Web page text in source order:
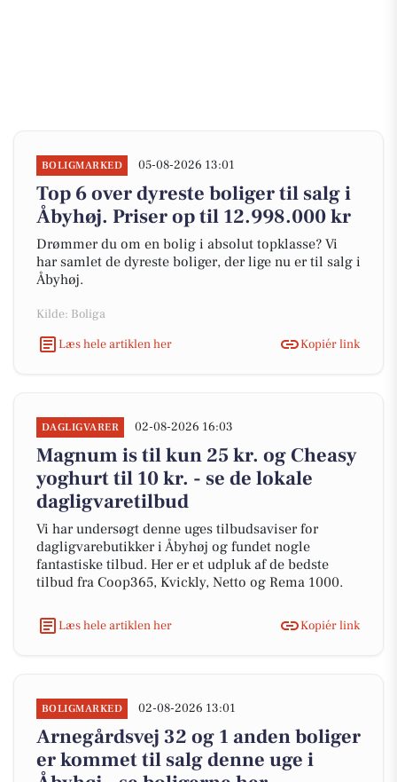
BOLIGMARKED 05-08-2026 13:01
Top 6 over dyreste boliger til salg i
Åbyhøj. Priser op til 12.998.000 kr
Drømmer du om en bolig i absolut topklasse? Vi
har samlet de dyreste boliger, der lige nu er til salg i
Åbyhøj.
Kilde: Boliga
Læs hele artiklen her
Kopiér link
DAGLIGVARER 02-08-2026 16:03
Magnum is til kun 25 kr. og Cheasy
yoghurt til 10 kr. - se de lokale
dagligvaretilbud
Vi har undersøgt denne uges tilbudsaviser for
dagligvarebutikker i Åbyhøj og fundet nogle
fantastiske tilbud. Her er et udpluk af de bedste
tilbud fra Coop365, Kvickly, Netto og Rema 1000.
Læs hele artiklen her Kopiér link
BOLIGMARKED 02-08-2026 13:01
Arnegårdsvej 32 og 1 anden boliger
er kommet til salg denne uge i